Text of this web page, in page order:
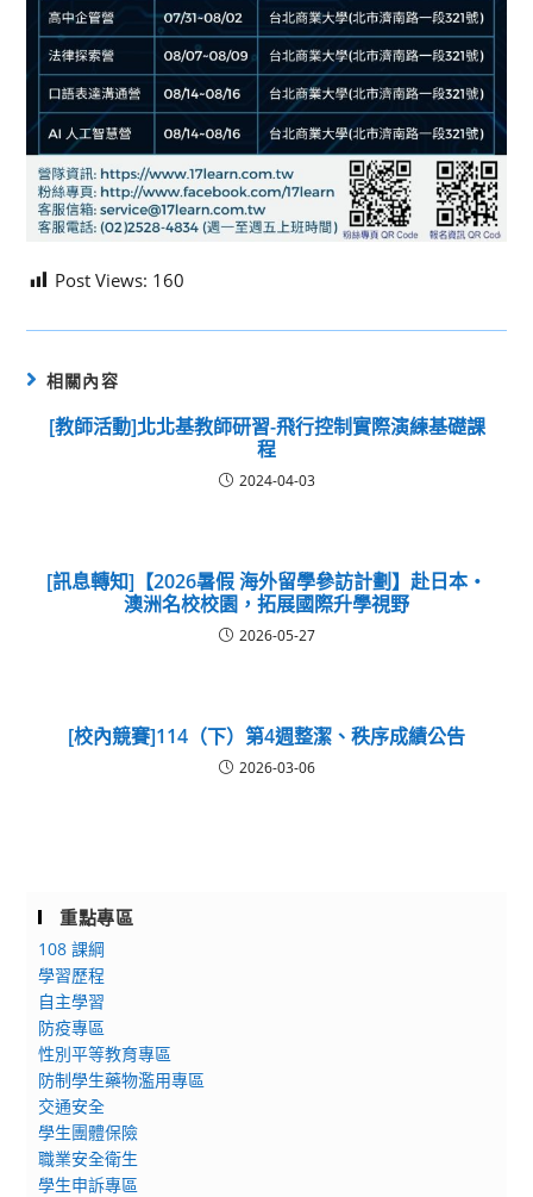
Post Views: 160
相關內容
[教師活動]北北基教師研習-飛行控制實際演練基礎課
程
2024-04-03
[訊息轉知]【2026暑假 海外留學參訪計劃】赴日本・
澳洲名校校園，拓展國際升學視野
2026-05-27
[校內競賽]114（下）第4週整潔、秩序成績公告
2026-03-06
重點專區
108 課綱
學習歷程
自主學習
防疫專區
性別平等教育專區
防制學生藥物濫用專區
交通安全
學生團體保險
職業安全衛生
學生申訴專區